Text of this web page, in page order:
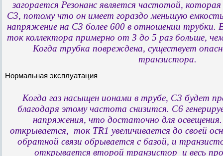
загорается Резонанс является частотой,
C3, потому что он имеет гораздо меньшую
напряжение на C3 более 600 в отношении трубки.
ток коллектора примерно от 3 до 5 раз больше,
Когда трубка повреждена, существует
транзистора.
Нормальная эксплуатация
Когда газ насыщен ионами в трубе, C3 будет
благодаря этому частота снизится. C6
напряжения, что достаточно для
открывается, ток TR1 увеличивается до своей
обратной связи обрывается с базой, и
открывается второй транзистор и весь